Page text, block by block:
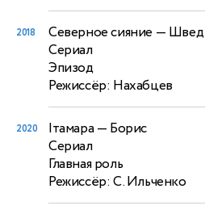
2018 Северное сияние — Швед
Сериал
Эпизод
Режиссёр: Нахабцев
2020 Iтамара— Борис
Сериал
Главная роль
Режиссёр: С. Ильченко